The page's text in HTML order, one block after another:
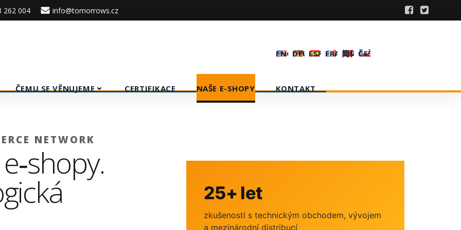
262 004 info@tomorrows.cz
ČEMU SE VĚNUJEME CERTIFIKACE NAŠE E-SHOPY KONTAKT
简体中文
ENGLISHDEUTSCH
ESPAÑOL
FRANÇAISČEŠTINA
NETWORK
25+ let
zkušeností s technickým obchodem, vývojem
a mezinárodní distribucí